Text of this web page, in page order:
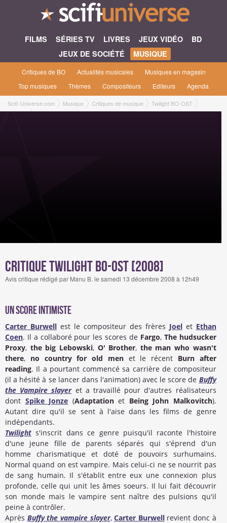
FILMS SÉRIES TV LIVRES JEUX VIDÉO
BD
JEUX DE SOCIÉTÉ
MUSIQUE
Critiques de BO Actualités musicales
Musiques en magasin
Top musiques
Thèmes Compositeurs Editeurs Agenda
Scifi-Universe.com Musique Critiques de musique
Twilight BO-OST
Manu B.
Critique Twilight BO-OST [2008]
Avis critique rédigé par Manu B. le samedi 13 décembre 2008 à 12h49
Un score intimiste
Carter Burwellest le compositeur des frères Joelet Ethan
Coen. Il a collaboré pour les scores de Fargo, The hudsucker
Proxy, the big Lebowski, O' Brother, the man who wasn't
there, no country for old menet le récent Burn after
reading. Il a pourtant commencé sa carrière de compositeur
(il a hésité à se lancer dans l'animation) avec le score de Buffy
the Vampire slayeret a travaillé pour d'autres réalisateurs
dont Spike Jonze (Adaptationet Being John Malkovitch).
Autant dire qu'il se sent à l'aise dans les films de genre
indépendants.
Twilight s'inscrit dans ce genre puisqu'il raconte l'histoire
d'une jeune fille de parents séparés qui s'éprend d'un
homme charismatique et doté de pouvoirs surhumains.
Normal quand on est vampire. Mais celui-ci ne se nourrit pas
de sang humain. Il s'établit entre eux une connexion plus
profonde, celle qui unit les âmes soeurs. Il lui fait découvrir
son monde mais le vampire sent naître des pulsions qu'il
peine à contrôler.
Après Buffy the vampire slayer,Carter Burwellrevient donc à